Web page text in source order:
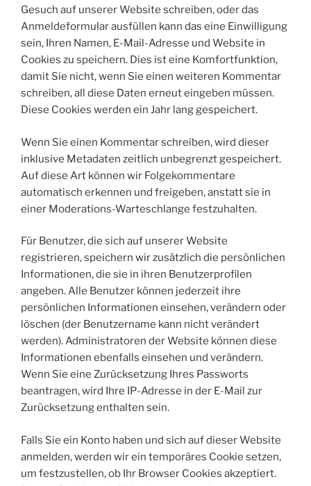
Gesuch auf unserer Website schreiben, oder das
Anmeldeformular ausfüllen kann das eine Einwilligung
sein, Ihren Namen, E-Mail-Adresse und Website in
Cookies zu speichern. Dies ist eine Komfortfunktion,
damit Sie nicht, wenn Sie einen weiteren Kommentar
schreiben, all diese Daten erneut eingeben müssen.
Diese Cookies werden ein Jahr lang gespeichert.
Wenn Sie einen Kommentar schreiben, wird dieser
inklusive Metadaten zeitlich unbegrenzt gespeichert.
Auf diese Art können wir Folgekommentare
automatisch erkennen und freigeben, anstatt sie in
einer Moderations-Warteschlange festzuhalten.
Für Benutzer, die sich auf unserer Website
registrieren, speichern wir zusätzlich die persönlichen
Informationen, die sie in ihren Benutzerprofilen
angeben. Alle Benutzer können jederzeit ihre
persönlichen Informationen einsehen, verändern oder
löschen (der Benutzername kann nicht verändert
werden). Administratoren der Website können diese
Informationen ebenfalls einsehen und verändern.
Wenn Sie eine Zurücksetzung Ihres Passworts
beantragen, wird Ihre IP-Adresse in der E-Mail zur
Zurücksetzung enthalten sein.
Falls Sie ein Konto haben und sich auf dieser Website
anmelden, werden wir ein temporäres Cookie setzen,
um festzustellen, ob Ihr Browser Cookies akzeptiert.